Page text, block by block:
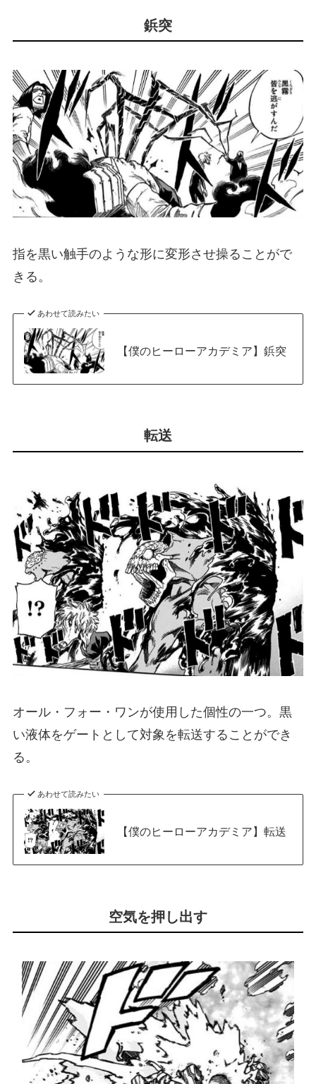
鋲突
指を黒い触手のような形に変形させ操ることがで
きる。
あわせて読みたい
【僕のヒーローアカデミア】鋲突
転送
オール・フォー・ワンが使用した個性の一つ。黒
い液体をゲートとして対象を転送することができ
る。
あわせて読みたい
【僕のヒーローアカデミア】転送
空気を押し出す